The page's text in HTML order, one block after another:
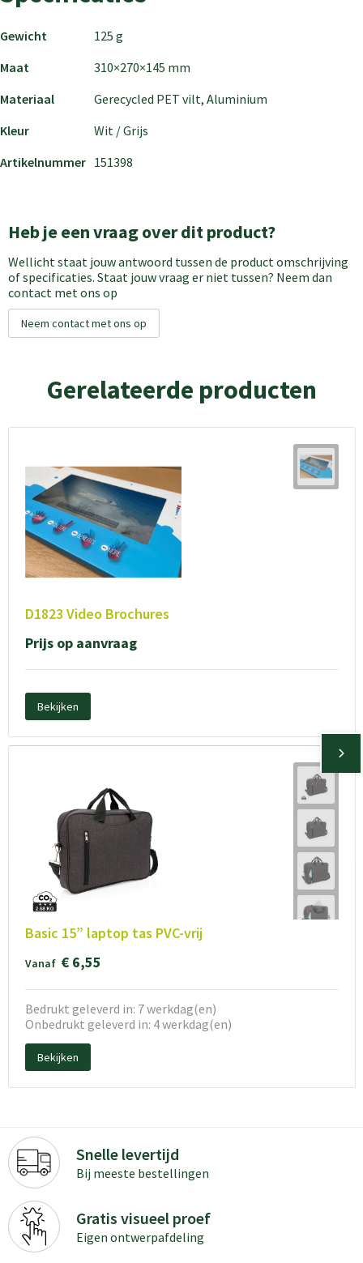
Gewicht
125 g
Maat
310×270×145 mm
Materiaal
Gerecycled PET vilt, Aluminium
Kleur
Wit / Grijs
Artikelnummer 151398
Heb je een vraag over dit product?
Wellicht staat jouw antwoord tussen de product omschrijving
of specificaties. Staat jouw vraag er niet tussen? Neem dan
contact met ons op
Neem contact met ons op
Gerelateerde producten
D1823 Video Brochures
Prijs op aanvraag
Bekijken
Basic 15” laptop tas PVC-vrij
Vanaf € 6,55
Bedrukt geleverd in: 7 werkdag(en)
Onbedrukt geleverd in: 4 werkdag(en)
Bekijken
Snelle levertijd
Bij meeste bestellingen
Gratis visueel proef
Eigen ontwerpafdeling